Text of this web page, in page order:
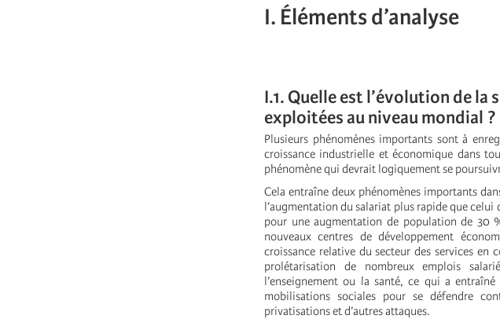
I. Éléments d’analyse
I.1. Quelle est l’évolution de
exploitées au niveau mondial ?
Plusieurs phénomènes importants sont à
croissance industrielle et économique dans
phénomène qui devrait logiquement se
Cela entraîne deux phénomènes importants
l’augmentation du salariat plus rapide que
pour une augmentation de population de 30
nouveaux centres de développement
croissance relative du secteur des services
prolétarisation de nombreux emplois
l’enseignement ou la santé, ce qui a
mobilisations sociales pour se défendre
privatisations et d’autres attaques.